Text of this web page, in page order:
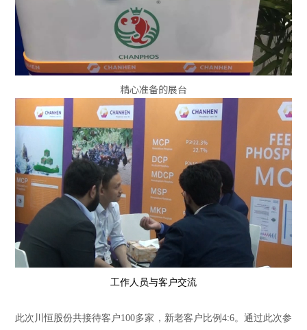
精心准备的展台
工作人员与客户交流
此次川恒股份共接待客户100多家，新老客户比例4:6。通过此次参